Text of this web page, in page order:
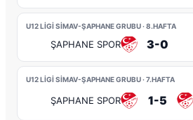
U12 LİGİ SİMAV-ŞAPHANE GRUBU · 8.HAFTA
ŞAPHANE SPOR 3-0
U12 LİGİ SİMAV-ŞAPHANE GRUBU · 7.HAFTA
ŞAPHANE SPOR 1-5